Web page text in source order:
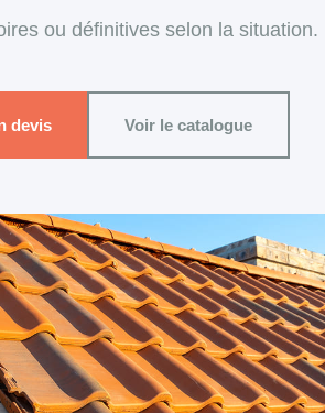
ou définitives selon la situation.
devis Voir le catalogue